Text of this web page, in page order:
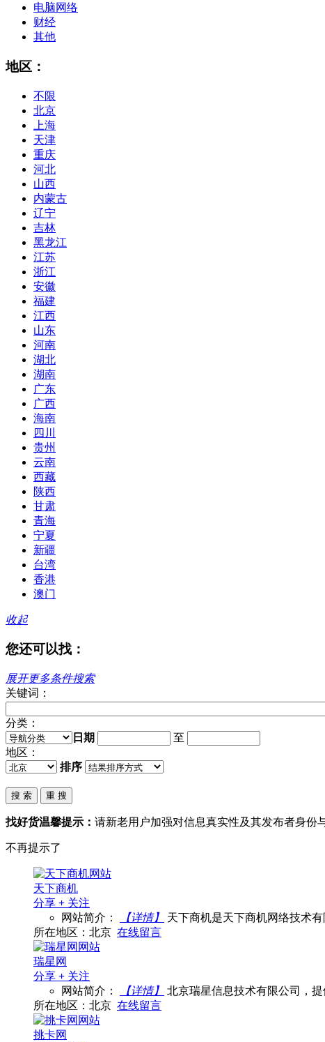
电脑网络
财经
其他
地区：
不限
北京
上海
天津
重庆
河北
山西
内蒙古
辽宁
吉林
黑龙江
江苏
浙江
安徽
福建
江西
山东
河南
湖北
湖南
广东
广西
海南
四川
贵州
云南
西藏
陕西
甘肃
青海
宁夏
新疆
台湾
香港
澳门
收起
您还可以找：
展开更多条件搜索
关键词：
分类：
日期
至
地区：
排序
找好货温馨提示： 请新老用户加强对信息真实性及其发布者身份
不再提示了
天下商机
分享 + 关注
网站简介：
【详情】
天下商机是天下商机网络技术
所在地区：北京 在线留言
瑞星网
分享 + 关注
网站简介：
【详情】
北京瑞星信息技术有限公司，
所在地区：北京 在线留言
挑卡网